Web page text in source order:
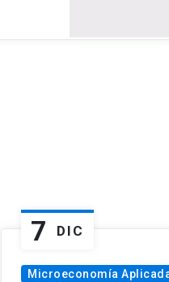
7 DIC
Microeconomía